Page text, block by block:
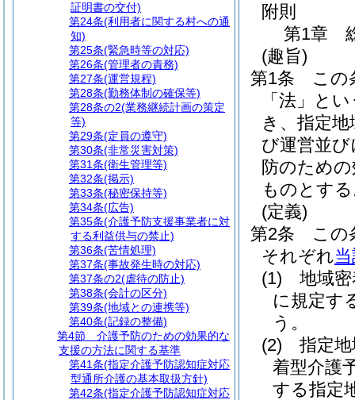
附則
第1章
(趣旨)
第1条
この
「法」と
き、指定
び運営並
防のため
ものとす
(定義)
第2条
この
それぞれ
(1)
地域
に規定す
う。
(2)
指定
着型介護
する指定
証明書の交付)
第24条(利用者に関する村への通
知)
第25条(緊急時等の対応)
第26条(管理者の責務)
第27条(運営規程)
第28条(勤務体制の確保等)
第28条の2(業務継続計画の策定
等)
第29条(定員の遵守)
第30条(非常災害対策)
第31条(衛生管理等)
第32条(掲示)
第33条(秘密保持等)
第34条(広告)
第35条(介護予防支援事業者に対
する利益供与の禁止)
第36条(苦情処理)
第37条(事故発生時の対応)
第37条の2(虐待の防止)
第38条(会計の区分)
第39条(地域との連携等)
第40条(記録の整備)
第4節
介護予防のための効果的な
支援の方法に関する基準
第41条(指定介護予防認知症対応
型通所介護の基本取扱方針)
第42条(指定介護予防認知症対応